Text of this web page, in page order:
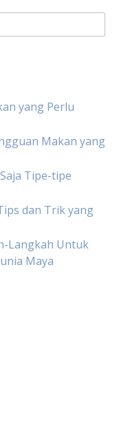
yang Perlu
Makan yang
Tipe-tipe
dan Trik yang
Langkah Untuk
Maya